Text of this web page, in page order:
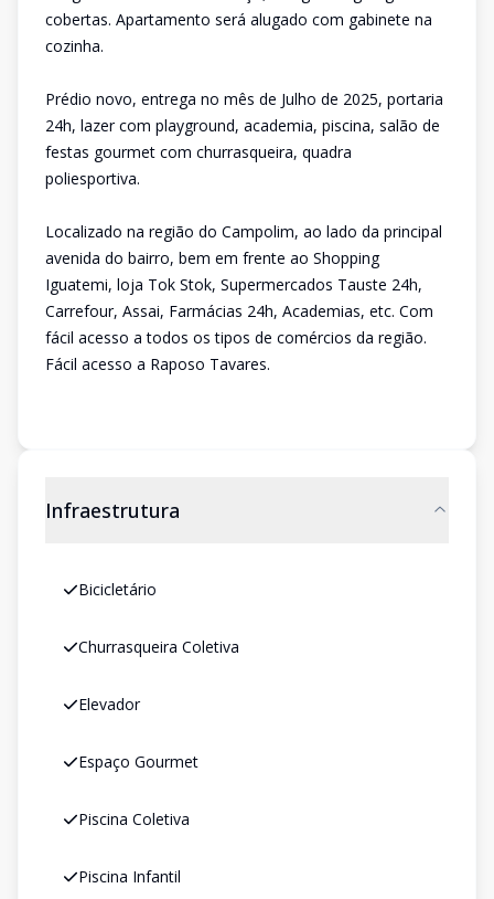
cobertas. Apartamento será alugado com gabinete na
cozinha.
Prédio novo, entrega no mês de Julho de 2025, portaria
24h, lazer com playground, academia, piscina, salão de
festas gourmet com churrasqueira, quadra
poliesportiva.
Localizado na região do Campolim, ao lado da principal
avenida do bairro, bem em frente ao Shopping
Iguatemi, loja Tok Stok, Supermercados Tauste 24h,
Carrefour, Assai, Farmácias 24h, Academias, etc. Com
fácil acesso a todos os tipos de comércios da região.
Fácil acesso a Raposo Tavares.
Infraestrutura
Bicicletário
Churrasqueira Coletiva
Elevador
Espaço Gourmet
Piscina Coletiva
Piscina Infantil